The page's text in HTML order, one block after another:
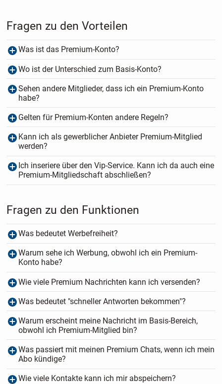
Fragen zu den Vorteilen
Was ist das Premium-Konto?
Wo ist der Unterschied zum Basis-Konto?
Sehen andere Mitglieder, dass ich ein Premium-Konto
habe?
Gelten für Premium-Konten andere Regeln?
Kann ich als gewerblicher Anbieter Premium-Mitglied
werden?
Ich inseriere über den Vip-Service. Kann ich da auch eine
Premium-Mitgliedschaft abschließen?
Fragen zu den Funktionen
Was bedeutet Werbefreiheit?
Warum sehe ich Werbung, obwohl ich ein Premium-
Konto habe?
Wie viele Premium Nachrichten kann ich versenden?
Was bedeutet "schneller Antworten bekommen"?
Warum erscheint meine Nachricht im Basis-Bereich,
obwohl ich Premium-Mitglied bin?
Was passiert mit meinen Premium Chats, wenn ich mein
Abo kündige?
Wie viele Kontakte kann ich mir abspeichern?